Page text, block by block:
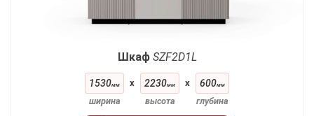
Шкаф SZF2D1L
1530мм
ширина
x 2230мм
высота
x 600мм
глубина